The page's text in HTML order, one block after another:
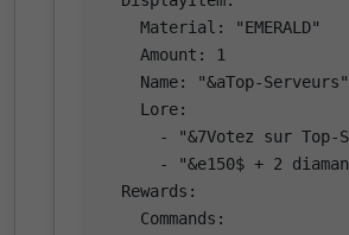
    Material: "EMERALD"
    Amount: 1
    Name: "&aTop-Serveurs"
    Lore:
- "&7Votez sur Top-
- "&e150$ + 2
  Rewards:
    Commands: